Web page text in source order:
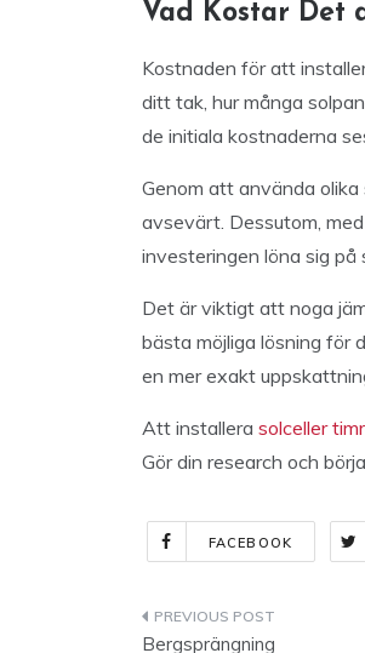
Vad Kostar Det
Kostnaden för att
ditt tak, hur många
de initiala kostnaderna
Genom att använda
avsevärt. Dessutom,
investeringen löna sig på
Det är viktigt att noga
bästa möjliga lösning för
en mer exakt
Att installera solceller
Gör din research och
FACEBOOK
Bergsprängning